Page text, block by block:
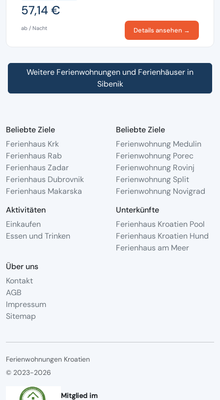
57,14 €
ab / Nacht Details ansehen →
Weitere Ferienwohnungen und Ferienhäuser in
Sibenik
Beliebte Ziele
Ferienhaus Krk
Ferienhaus Rab
Ferienhaus Zadar
Ferienhaus Dubrovnik
Ferienhaus Makarska
Beliebte Ziele
Ferienwohnung Medulin
Ferienwohnung Porec
Ferienwohnung Rovinj
Ferienwohnung Split
Ferienwohnung Novigrad
Aktivitäten
Einkaufen
Essen und Trinken
Unterkünfte
Ferienhaus Kroatien Pool
Ferienhaus Kroatien Hund
Ferienhaus am Meer
Über uns
Kontakt
AGB
Impressum
Sitemap
Ferienwohnungen Kroatien
© 2023-2026
Mitglied im